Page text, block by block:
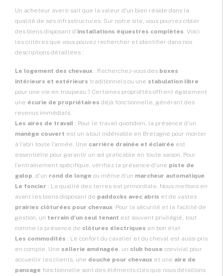
Un acheteur averti sait que la valeur d'un bien réside dans la
qualité de ses infrastructures. Sur notre site, vous pourrez cibler
des biens disposant d'installations équestres complètes. Voici
les critères que vous pouvez rechercher et identifier dans nos
descriptions détaillées :
Le logement des chevaux : Recherchez-vous des boxes
intérieurs et extérieurs traditionnels ou une stabulation libre
pour une vie en troupeau ? Certaines propriétés offrent également
une écurie de propriétaires déjà fonctionnelle, générant des
revenus immédiats.
Les aires de travail : Pour le travail quotidien, la présence d'un
manège couvert est un atout indéniable en Bretagne pour monter
à l'abri toute l'année. Une carrière drainée et éclairée est
essentielle pour garantir un sol praticable en toute saison. Pour
l'entraînement spécifique, vérifiez la présence d'une piste de
galop, d'un rond de longe ou même d'un marcheur automatique.
Le foncier : La qualité des terres est primordiale. Nous mettons en
avant les biens disposant de paddocks avec abris et de vastes
prairies clôturées pour chevaux. Pour la sécurité et la facilité de
gestion, un terrain d'un seul tenant est souvent privilégié, tout
comme la présence de clôtures électriques en bon état.
Les commodités : Le confort du cavalier et du cheval est aussi pris
en compte. Une sellerie aménagée, un club house convivial pour
accueillir les clients, une douche pour chevaux et une aire de
pansage fonctionnelle sont des éléments clés que nous détaillons